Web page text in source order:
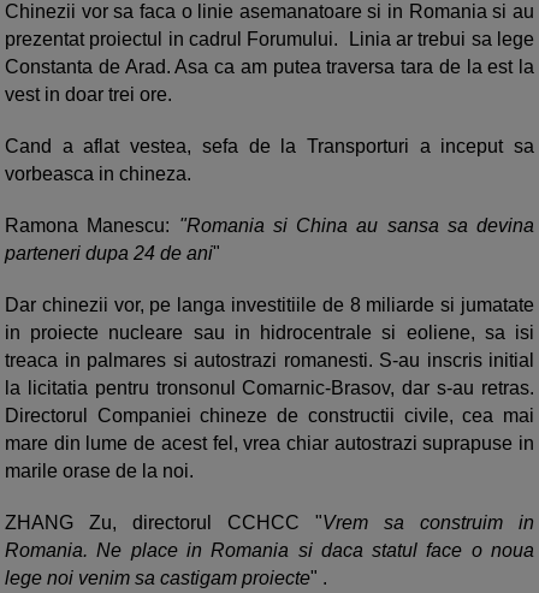
Chinezii vor sa faca o linie asemanatoare si in Romania si au
prezentat proiectul in cadrul Forumului. Linia ar trebui sa lege
Constanta de Arad. Asa ca am putea traversa tara de la est la
vest in doar trei ore.
Cand a aflat vestea, sefa de la Transporturi a inceput sa
vorbeasca in chineza.
Ramona Manescu: "Romania si China au sansa sa devina
parteneri dupa 24 de ani"
Dar chinezii vor, pe langa investitiile de 8 miliarde si jumatate
in proiecte nucleare sau in hidrocentrale si eoliene, sa isi
treaca in palmares si autostrazi romanesti. S-au inscris initial
la licitatia pentru tronsonul Comarnic-Brasov, dar s-au retras.
Directorul Companiei chineze de constructii civile, cea mai
mare din lume de acest fel, vrea chiar autostrazi suprapuse in
marile orase de la noi.
ZHANG Zu, directorul CCHCC "Vrem sa construim in
Romania. Ne place in Romania si daca statul face o noua
lege noi venim sa castigam proiecte" .